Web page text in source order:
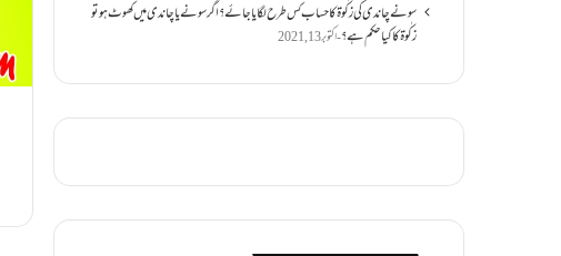
سونے چاندی کی زکٰوۃ کا حساب کس طرح لگایا جائے؟ اگر سونے یا چاندی میں کھوٹ ہو تو
زکٰوۃ کا کیا حکم ہے؟ اکتوبر 13, 2021